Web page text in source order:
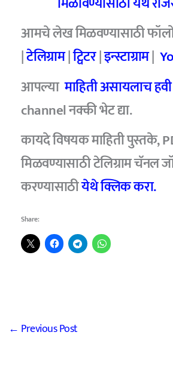
आमचे लेख मिळवण्यासाठी
|टेलिग्राम|ट्विटर|इन्स्टाग्राम|
आपल्यामाहिती असायलाच हवी
channel नक्की भेट द्या.
कायदे विषयक माहिती पुस्तके,
मिळवण्यासाठी टेलिग्राम चॅनल
करण्यासाठीयेथे क्लिक करा.
Share:
← Previous Post